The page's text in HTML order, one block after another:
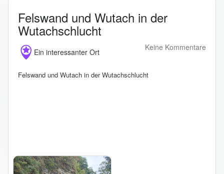
Felswand und Wutach in der
Wutachschlucht
Ein interessanter Ort
Keine Kommentare
Felswand und Wutach in der Wutachschlucht